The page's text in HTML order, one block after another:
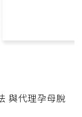
與代理孕母脫